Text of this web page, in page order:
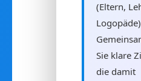
(Eltern,
Sie klare
die damit